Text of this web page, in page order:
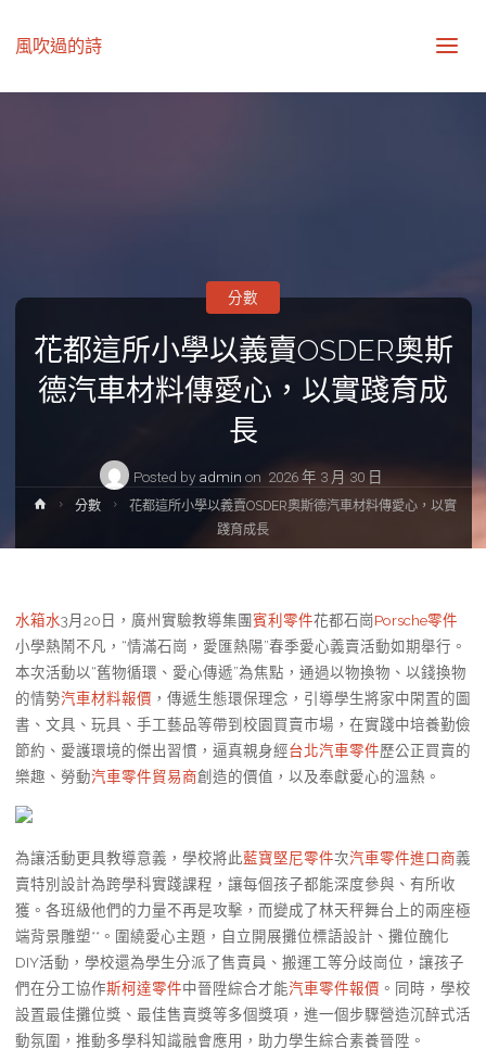
風吹過的詩
花都這所小學以義賣OSDER奧斯
德汽車材料傳愛心，以實踐育成
長
Posted by admin on 2026 年 3 月 30 日
分數
Home分數
花都這所小學以義賣OSDER奧斯德汽車材料傳愛心，以實
踐育成長
水箱水3月20日，廣州實驗教導集團賓利零件花都石崗Porsche零件
小學熱鬧不凡，“情滿石崗，愛匯熱陽”春季愛心義賣活動如期舉行。
本次活動以“舊物循環、愛心傳遞”為焦點，通過以物換物、以錢換物
的情勢汽車材料報價 ，傳遞生態環保理念，引導學生將家中閑置的圖
書、文具、玩具、手工藝品等帶到校園買賣市場，在實踐中培養勤儉
節約、愛護環境的傑出習慣，逼真親身經台北汽車零件歷公正買賣的
樂趣、勞動汽車零件貿易商創造的價值，以及奉獻愛心的溫熱。
為讓活動更具教導意義，學校將此藍寶堅尼零件次汽車零件進口商義
賣特別設計為跨學科實踐課程，讓每個孩子都能深度參與、有所收
獲。各班級他們的力量不再是攻擊，而變成了林天秤舞台上的兩座極
端背景雕塑**。圍繞愛心主題，自立開展攤位標語設計、攤位醜化
DIY活動，學校還為學生分派了售賣員、搬運工等分歧崗位，讓孩子
們在分工協作斯柯達零件中晉陞綜合才能汽車零件報價 。同時，學校
設置最佳攤位獎、最佳售賣獎等多個獎項，進一個步驟營造沉醉式活
動氛圍，推動多學科知識融會應用，助力學生綜合素養晉陞。